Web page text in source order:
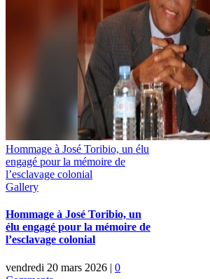
Hommage à José Toribio, un élu
engagé pour la mémoire de
l’esclavage colonial
Gallery
Hommage à José Toribio, un
élu engagé pour la mémoire de
l’esclavage colonial
vendredi 20 mars 2026 | 0